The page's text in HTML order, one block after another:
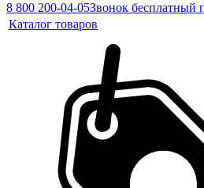
8 800 200-04-05Звонок бесплатный
Каталог товаров